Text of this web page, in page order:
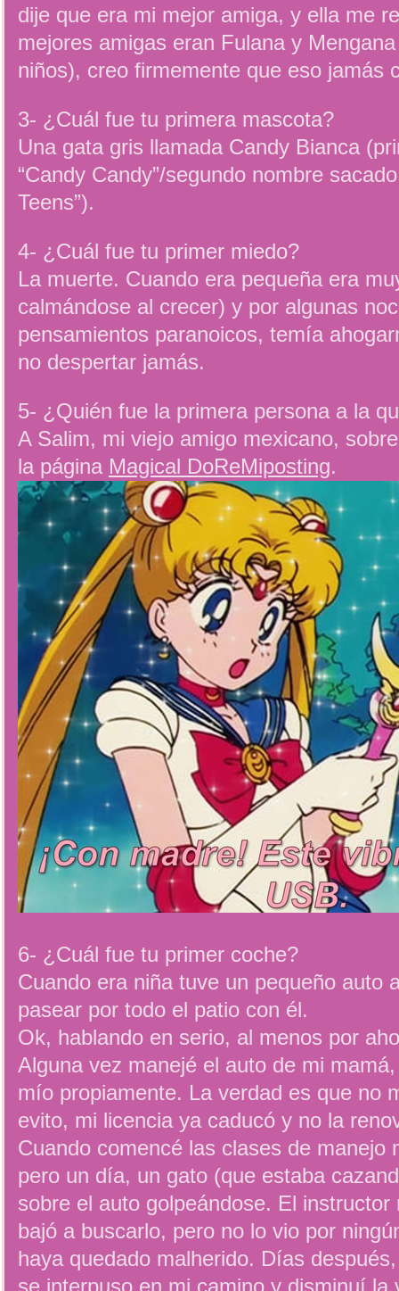
dije que era mi mejor amiga, y ella me
mejores amigas eran Fulana y
niños), creo firmemente que eso jamás
3- ¿Cuál fue tu primera mascota?
Una gata gris llamada Candy Bianca
“Candy Candy”/segundo nombre
Teens”).
4- ¿Cuál fue tu primer miedo?
La muerte. Cuando era pequeña era
calmándose al crecer) y por algunas
pensamientos paranoicos, temía
no despertar jamás.
5- ¿Quién fue la primera persona a la
A Salim, mi viejo amigo mexicano,
la página Magical DoReMiposting.
6- ¿Cuál fue tu primer coche?
Cuando era niña tuve un pequeño auto
pasear por todo el patio con él.
Ok, hablando en serio, al menos por
Alguna vez manejé el auto de mi
mío propiamente. La verdad es que no
evito, mi licencia ya caducó y no la
Cuando comencé las clases de
pero un día, un gato (que estaba
sobre el auto golpeándose. El
bajó a buscarlo, pero no lo vio por
haya quedado malherido. Días